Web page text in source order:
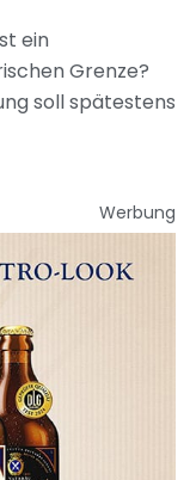
ein
Grenze?
soll spätestens
Werbung